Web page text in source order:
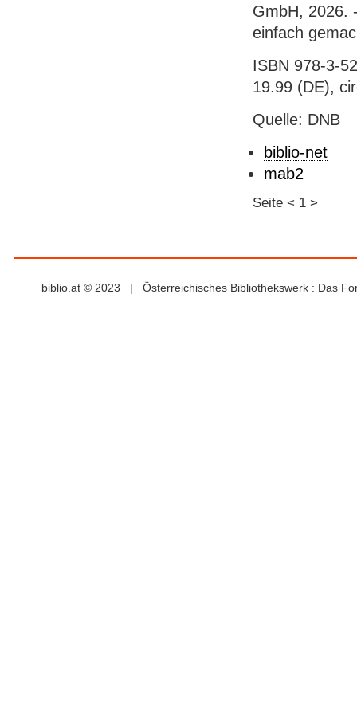
GmbH, 2026.
einfach
ISBN 978-3-
19.99 (DE),
Quelle: DNB
biblio-net
mab2
Seite < 1 >
biblio.at © 2023 | Österreichisches Bibliothekswerk : Das